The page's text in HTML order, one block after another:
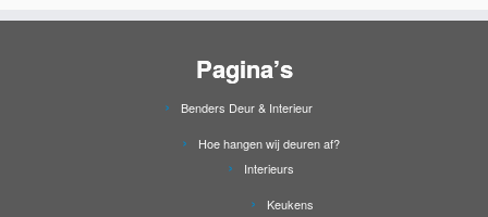
Pagina’s
Benders Deur & Interieur
Hoe hangen wij deuren af?
Interieurs
Keukens